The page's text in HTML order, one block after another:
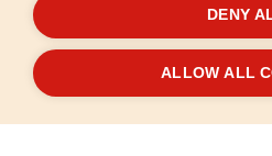
© 2026extol.hu-
DENY
ALLOW ALL